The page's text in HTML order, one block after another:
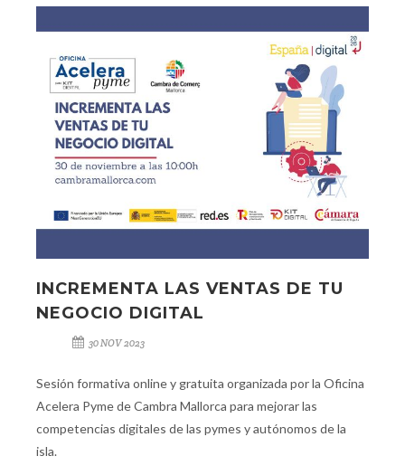
INCREMENTA LAS VENTAS DE TU
NEGOCIO DIGITAL
30 NOV 2023
Sesión formativa online y gratuita organizada por la Oficina
Acelera Pyme de Cambra Mallorca para mejorar las
competencias digitales de las pymes y autónomos de la
isla.